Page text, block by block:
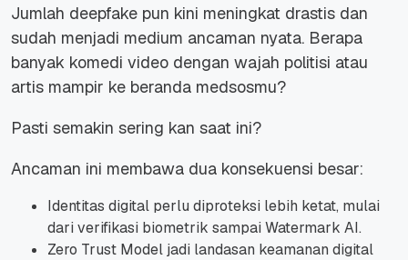
Jumlah deepfake pun kini meningkat drastis dan
sudah menjadi medium ancaman nyata. Berapa
banyak komedi video dengan wajah politisi atau
artis mampir ke beranda medsosmu?
Pasti semakin sering kan saat ini?
Ancaman ini membawa dua konsekuensi besar:
Identitas digital perlu diproteksi lebih ketat, mulai
dari verifikasi biometrik sampai Watermark AI.
Zero Trust Model jadi landasan keamanan digital